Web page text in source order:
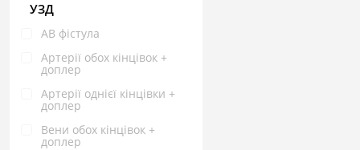
УЗД
АВ фістула
Артерії обох кінцівок +
доплер
Артерії однієї кінцівки +
доплер
Вени обох кінцівок +
доплер